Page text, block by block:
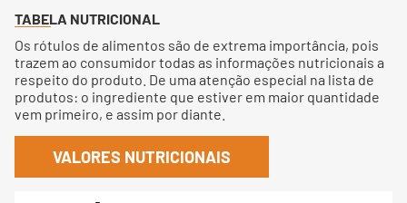
TABELA NUTRICIONAL
Os rótulos de alimentos são de extrema importância, pois
trazem ao consumidor todas as informações nutricionais a
respeito do produto. De uma atenção especial na lista de
produtos: o ingrediente que estiver em maior quantidade
vem primeiro, e assim por diante.
VALORES NUTRICIONAIS